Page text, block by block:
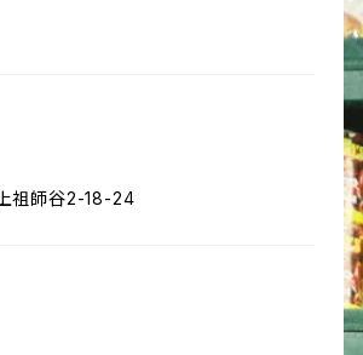
祖師谷2-18-24